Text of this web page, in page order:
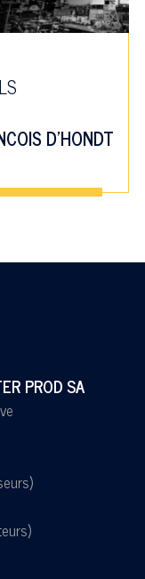
D'HONDT
PROD SA